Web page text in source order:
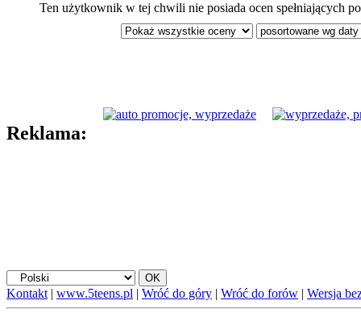
Ten użytkownik w tej chwili nie posiada ocen spełniających
Reklama:
Kontakt | www.5teens.pl | Wróć do góry | Wróć do forów | Wersja